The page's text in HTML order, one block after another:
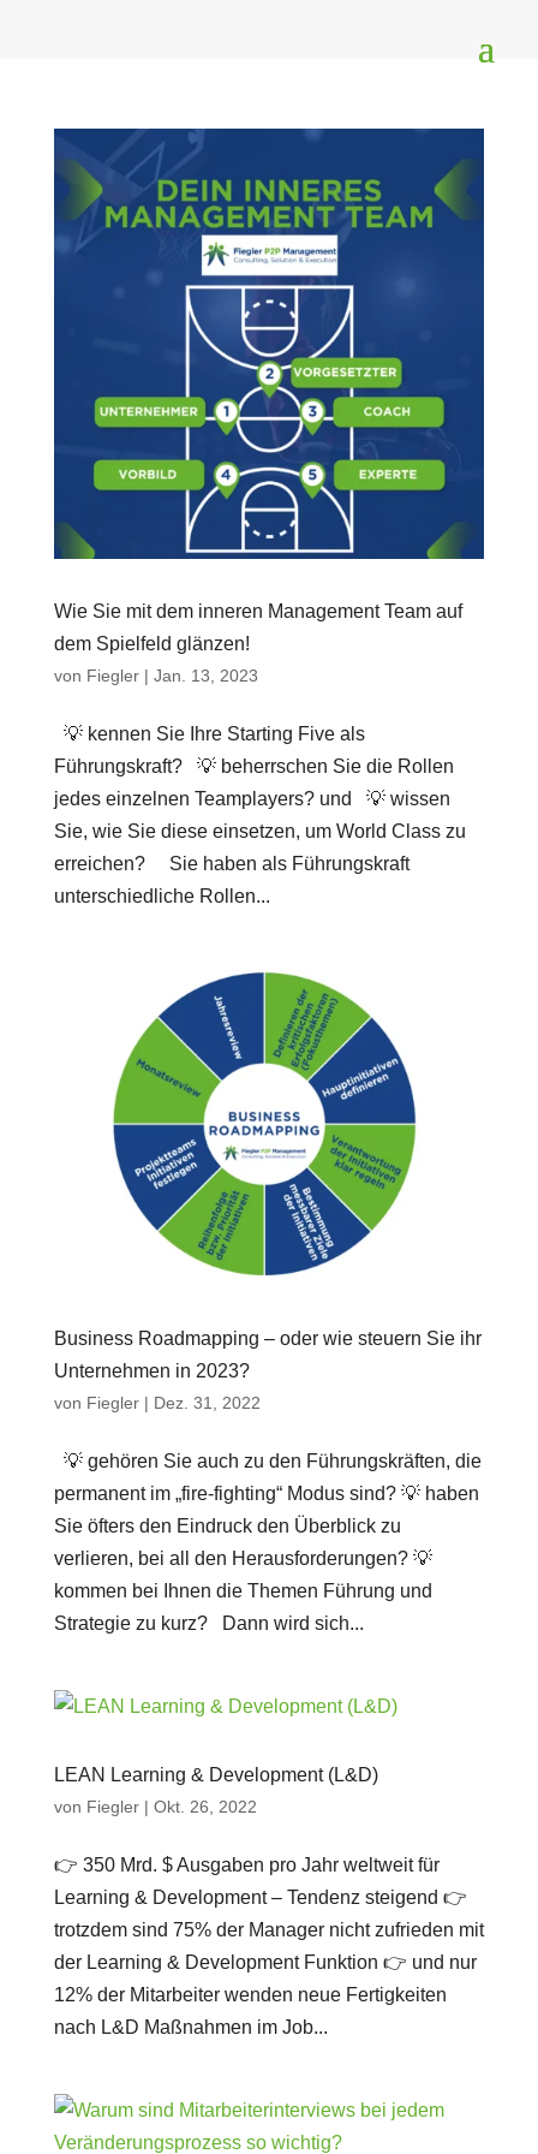
Wie Sie mit dem inneren Management Team auf
dem Spielfeld glänzen!
von Fiegler| Jan. 13, 2023
💡 kennen Sie Ihre Starting Five als
Führungskraft? 💡 beherrschen Sie die Rollen
jedes einzelnen Teamplayers? und 💡 wissen
Sie, wie Sie diese einsetzen, um World Class zu
erreichen? Sie haben als Führungskraft
unterschiedliche Rollen...
Business Roadmapping – oder wie steuern Sie ihr
Unternehmen in 2023?
von Fiegler| Dez. 31, 2022
💡 gehören Sie auch zu den Führungskräften, die
permanent im „fire-fighting“ Modus sind? 💡 haben
Sie öfters den Eindruck den Überblick zu
verlieren, bei all den Herausforderungen? 💡
kommen bei Ihnen die Themen Führung und
Strategie zu kurz? Dann wird sich...
LEAN Learning & Development (L&D)
von Fiegler| Okt. 26, 2022
👉 350 Mrd. $ Ausgaben pro Jahr weltweit für
Learning & Development – Tendenz steigend 👉
trotzdem sind 75% der Manager nicht zufrieden mit
der Learning & Development Funktion 👉 und nur
12% der Mitarbeiter wenden neue Fertigkeiten
nach L&D Maßnahmen im Job...